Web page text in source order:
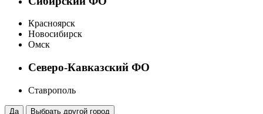
Красноярск
Новосибирск
Омск
Северо-Кавказский ФО
Ставрополь